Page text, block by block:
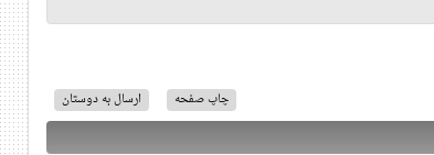
ارسال به دوستان چاپ صفحه